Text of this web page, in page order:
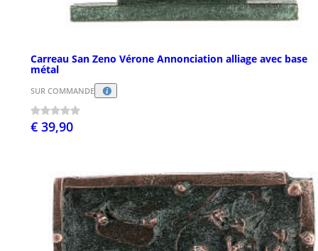
Carreau San Zeno Vérone Annonciation alliage avec base
métal
SUR COMMANDE
€ 39,90